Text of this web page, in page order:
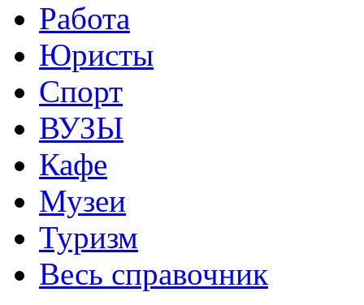
Работа
Юристы
Спорт
ВУЗЫ
Кафе
Музеи
Туризм
Весь справочник